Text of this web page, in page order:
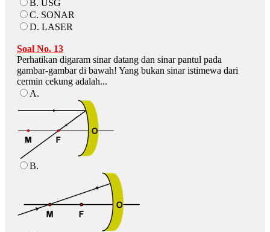
B. USG
C. SONAR
D. LASER
Soal No. 13
Perhatikan digaram sinar datang dan sinar pantul pada
gambar-gambar di bawah! Yang bukan sinar istimewa dari
cermin cekung adalah...
A.
B.